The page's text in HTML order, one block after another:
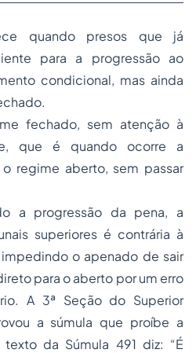
quando presos que já
para a progressão ao
condicional, mas ainda
fechado, sem atenção à
que é quando ocorre a
regime aberto, sem passar
a progressão da pena, a
superiores é contrária à
o apenado de sair
para o aberto por um erro
A 3ª Seção do Superior
a súmula que proíbe a
da Súmula 491 diz: “É